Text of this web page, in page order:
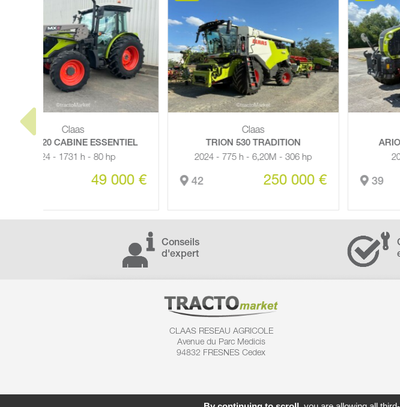
TRION 530 TRADITION
2024 - 775 h - 6,20M - 306 hp
250 000 €
ARION 630 - S5 CONCEPT
2023 - 950 h - 160 hp
39 96 500 €
Conseils
d'expert
CLAAS RESEAU AGRICOLE
Avenue du Parc Medicis
94832 FRESNES Cedex